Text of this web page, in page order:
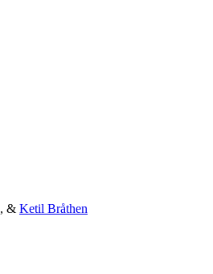
, & Ketil Bråthen